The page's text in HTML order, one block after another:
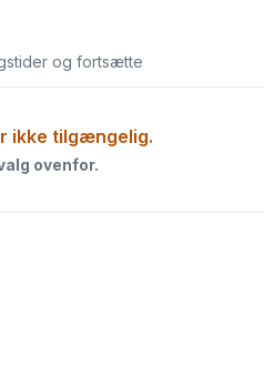
og fortsætte
ikke tilgængelig.
ovenfor.